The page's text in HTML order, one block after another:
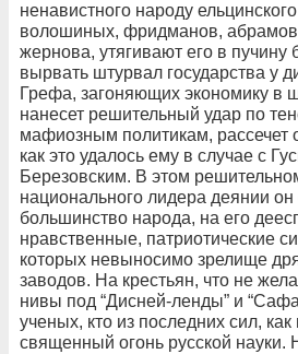
ненавистного народу
волошиных, фридманов,
жернова, утягивают его в
вырвать штурвал государства у
Грефа, загоняющих экономику в
нанесет решительный удар по
мафиозным политикам, рассечет
как это удалось ему в случае с
Березовским. В этом
национального лидера деянии
большинство народа, на его
нравственные, патриотические
которых невыносимо зрелище
заводов. На крестьян, что не
нивы под “Дисней-ленды” и
ученых, кто из последних сил, как
священный огонь русской науки.